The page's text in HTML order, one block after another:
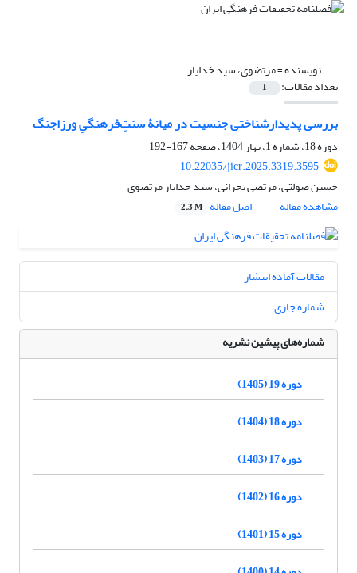
نویسنده =مرتضوی، سید خدایار
تعداد مقالات: 1
بررسی پدیدارشناختی جنسیت در میانۀ سنتِ‌فرهنگیِ ورزاجنگ
دوره 18، شماره 1، بهار 1404، صفحه
167-192
10.22035/jicr.2025.3319.3595
حسین صولتی، مرتضی بحرانی، سید خدایار مرتضوی
مشاهده مقاله
اصل مقاله 2.3 M
مقالات آماده انتشار
شماره جاری
شماره‌های پیشین نشریه
دوره 19 (1405)
دوره 18 (1404)
دوره 17 (1403)
دوره 16 (1402)
دوره 15 (1401)